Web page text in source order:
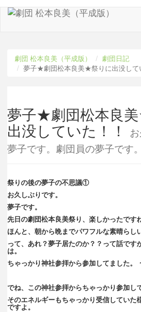
劇団 松本良美（平成版）
劇団日記
夢子★劇団松本良美★祭りに出没して
夢子★劇団松本良
出没していた！！
夢子です。劇団員の夢子です。
祭りの後の夢子の不思議①
お久しぶりです。
夢子です。
先日の劇団松本良美祭り、楽しかったです
ほんと、朝から晩までパワフルな素晴らし
って、あれ？夢子居たのか？？って話です
は。
ちゃっかり神社参拝から参加してました。
でね、この神社参拝からちゃっかり参加し
そのエネルギーもちゃっかり受信していた
ですよ。